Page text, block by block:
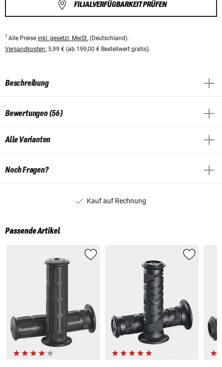
FILIALVERFÜGBARKEIT PRÜFEN
1 Alle Preise inkl. gesetzl. MwSt. (Deutschland).
Versandkosten: 5,99 € (ab 199,00 € Bestellwert gratis).
Beschreibung
Bewertungen (56)
Alle Varianten
Noch Fragen?
Kauf auf Rechnung
Passende Artikel